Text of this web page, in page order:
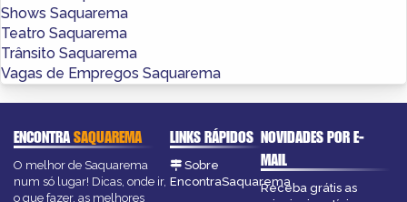
Shows Saquarema
Teatro Saquarema
Trânsito Saquarema
Vagas de Empregos Saquarema
ENCONTRASAQUAREMA
O melhor de Saquarema
num só lugar! Dicas, onde ir,
o que fazer, as melhores
LINKS RÁPIDOS
Sobre
EncontraSaquarema
NOVIDADES POR E-
MAIL
Receba grátis as